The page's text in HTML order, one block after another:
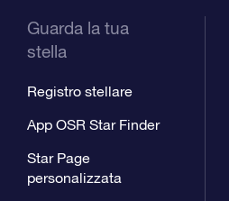
Guarda la tua
stella
Registro stellare
App OSR Star Finder
Star Page
personalizzata